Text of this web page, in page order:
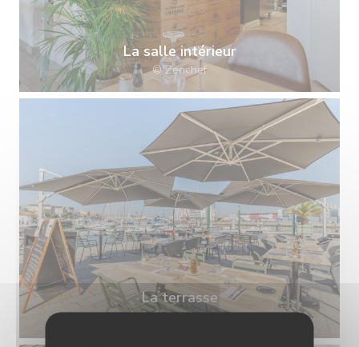
La salle intérieur
© Zenchef
La terrasse
© Zenchef